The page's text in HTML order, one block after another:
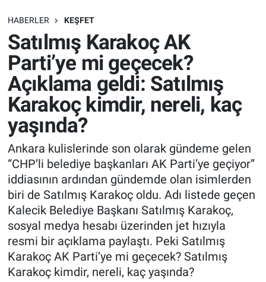
HABERLER KEŞFET
Satılmış Karakoç AK
Parti’ye mi geçecek?
Açıklama geldi: Satılmış
Karakoç kimdir, nereli, kaç
yaşında?
Ankara kulislerinde son olarak gündeme gelen
“CHP’li belediye başkanları AK Parti’ye geçiyor”
iddiasının ardından gündemde olan isimlerden
biri de Satılmış Karakoç oldu. Adı listede geçen
Kalecik Belediye Başkanı Satılmış Karakoç,
sosyal medya hesabı üzerinden jet hızıyla
resmi bir açıklama paylaştı. Peki Satılmış
Karakoç AK Parti’ye mi geçecek? Satılmış
Karakoç kimdir, nereli, kaç yaşında?
SAĞLIK
EKONOMİ
EĞİTİM
ÖZEL HABER
Keşfet
ASTROLOJİ
MANŞET
RESMİ İLANLAR
İLAN